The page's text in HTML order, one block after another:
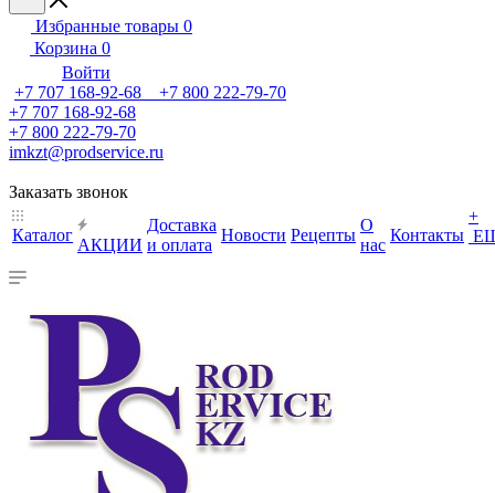
Избранные товары 0
Корзина 0
Войти
+7 707 168-92-68 +7 800 222-79-70
+7 707 168-92-68
+7 800 222-79-70
imkzt@prodservice.ru
Заказать звонок
Каталог
АКЦИИ
Доставка
и оплата
Новости Рецепты
О
нас
Контакты
+